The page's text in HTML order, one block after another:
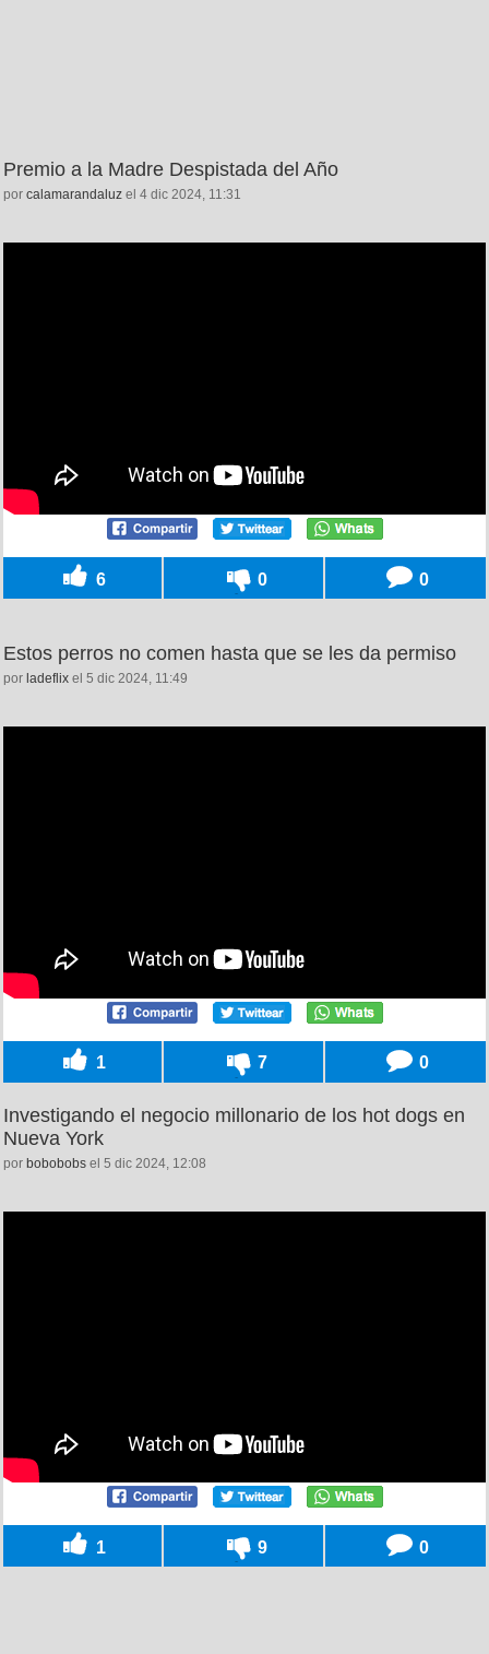
Premio a la Madre Despistada del Año
por calamarandaluz el 4 dic 2024, 11:31
6 0 0
Estos perros no comen hasta que se les da permiso
por ladeflix el 5 dic 2024, 11:49
1 7 0
Investigando el negocio millonario de los hot dogs en
Nueva York
por bobobobs el 5 dic 2024, 12:08
1 9 0